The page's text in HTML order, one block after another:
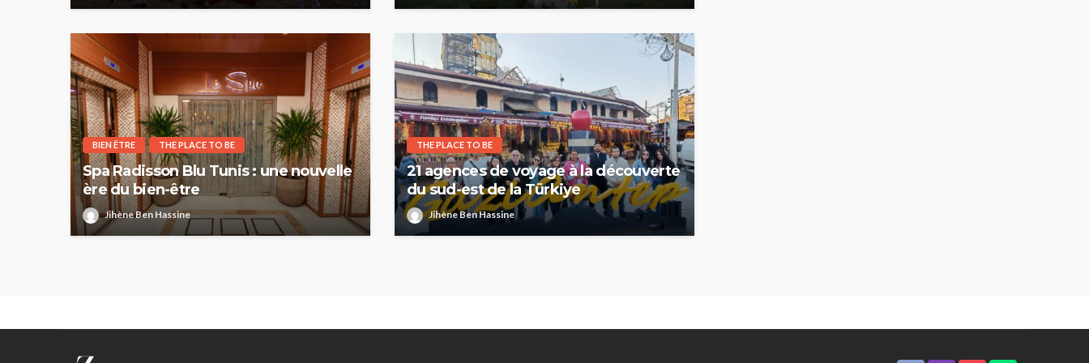
BIEN ÊTRE THE PLACE TO BE
Spa Radisson Blu Tunis : une nouvelle
ère du bien-être
Jihène Ben Hassine
THE PLACE TO BE
21 agences de voyage à la découverte
du sud-est de la Türkiye
Jihène Ben Hassine